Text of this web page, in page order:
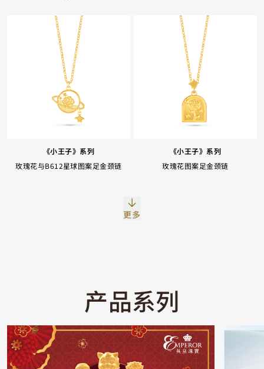
Whatsapp
《小王子》系列
玫瑰花与B612星球图案足金颈链
《小王子》系列
玫瑰花图案足金颈链
更多
产品系列